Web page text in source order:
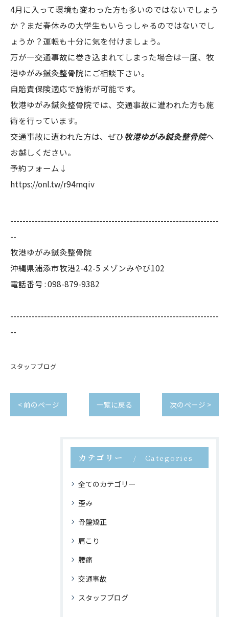
4月に入って環境も変わった方も多いのではないでしょう
か？まだ春休みの大学生もいらっしゃるのではないでし
ょうか？運転も十分に気を付けましょう。
万が一交通事故に巻き込まれてしまった場合は一度、牧
港ゆがみ鍼灸整骨院にご相談下さい。
自賠責保険適応で施術が可能です。
牧港ゆがみ鍼灸整骨院では、交通事故に遭われた方も施
術を行っています。
交通事故に遭われた方は、ぜひ牧港ゆがみ鍼灸整骨院へ
お越しください。
予約フォーム↓
https://onl.tw/r94mqiv
--------------------------------------------------------------------
--
牧港ゆがみ鍼灸整骨院
沖縄県浦添市牧港2-42-5 メゾンみやび102
電話番号 : 098-879-9382
--------------------------------------------------------------------
--
スタッフブログ
< 前のページ 一覧に戻る 次のページ >
カテゴリー Categories
全てのカテゴリー
歪み
骨盤矯正
肩こり
腰痛
交通事故
スタッフブログ